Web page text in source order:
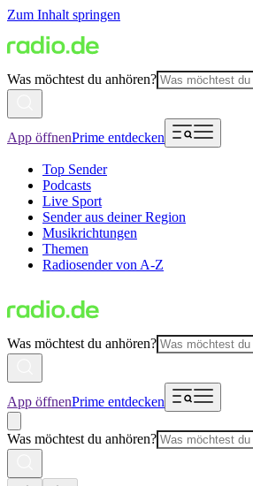
Zum Inhalt springen
Was möchtest du anhören?
App öffnenPrime entdecken
Top Sender
Podcasts
Live Sport
Sender aus deiner Region
Musikrichtungen
Themen
Radiosender von A-Z
Was möchtest du anhören?
App öffnenPrime entdecken
Was möchtest du anhören?